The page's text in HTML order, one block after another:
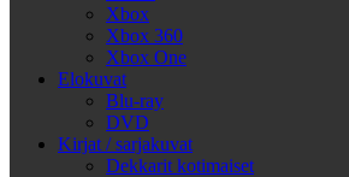
Xbox
Xbox 360
Xbox One
Elokuvat
Blu-ray
DVD
Kirjat / sarjakuvat
Dekkarit kotimaiset